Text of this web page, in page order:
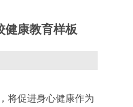
健康教育样板
将促进身心健康作为